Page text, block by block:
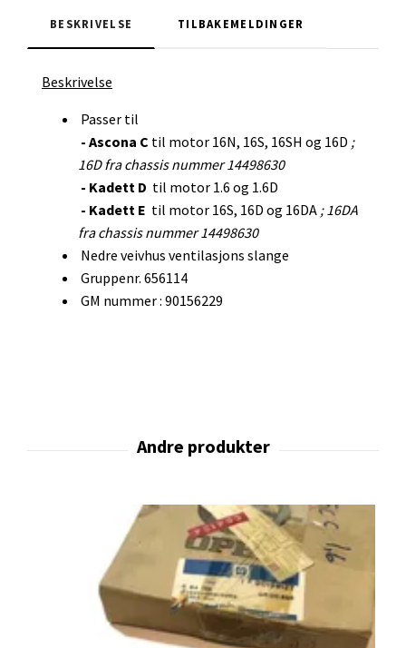
BESKRIVELSE TILBAKEMELDINGER
Beskrivelse
Passer til
- Ascona C til motor 16N, 16S, 16SH og 16D ;
16D fra chassis nummer 14498630
- Kadett D til motor 1.6 og 1.6D
- Kadett E til motor 16S, 16D og 16DA ; 16DA
fra chassis nummer 14498630
Nedre veivhus ventilasjons slange
Gruppenr. 656114
GM nummer : 90156229